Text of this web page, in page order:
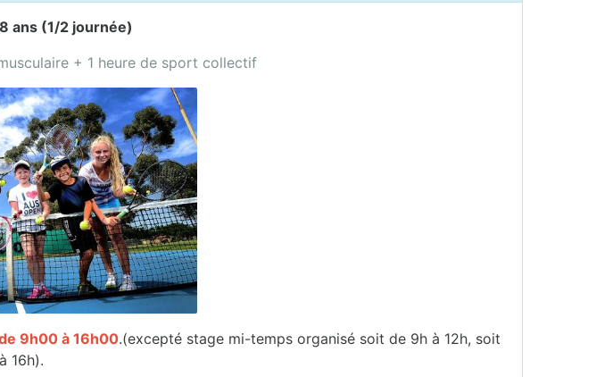
ans (1/2 journée)
+ 1 heure de sport collectif
9h00 à 16h00.(excepté stage mi-temps organisé soit de 9h à 12h, soit
16h).